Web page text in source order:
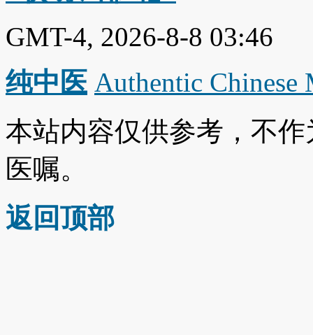
GMT-4, 2026-8-8 03:46
纯中医 Authentic
本站内容仅供参考，不
医嘱。
返回顶部